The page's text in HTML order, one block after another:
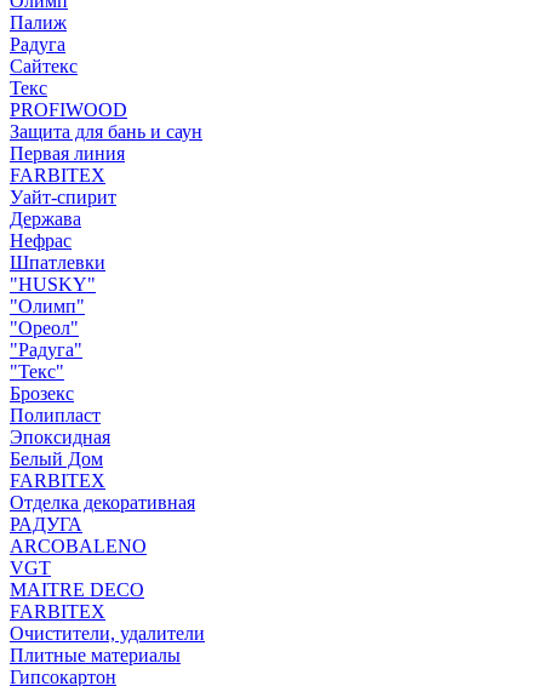
Палиж
Радуга
Сайтекс
Текс
PROFIWOOD
Защита для бань и саун
Первая линия
FARBITEX
Уайт-спирит
Держава
Нефрас
Шпатлевки
"HUSKY"
"Олимп"
"Ореол"
"Радуга"
"Текс"
Брозекс
Полипласт
Эпоксидная
Белый Дом
FARBITEX
Отделка декоративная
РАДУГА
ARCOBALENO
VGT
MAITRE DECO
FARBITEX
Очистители, удалители
Плитные материалы
Гипсокартон